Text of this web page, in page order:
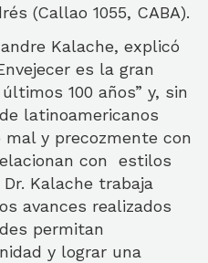
(Callao 1055, CABA).
Kalache, explicó
es la gran
100 años” y, sin
latinoamericanos
mal y precozmente con
con
estilos
Kalache trabaja
avances realizados
permitan
y lograr una